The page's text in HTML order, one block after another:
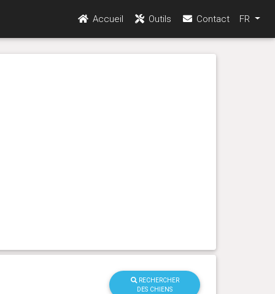
Accueil Outils Contact FR
RECHERCHER
DES CHIENS